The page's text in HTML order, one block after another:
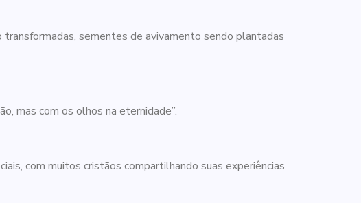
sementes de avivamento sendo plantadas
mas com os olhos na eternidade”.
com muitos cristãos compartilhando suas experiências